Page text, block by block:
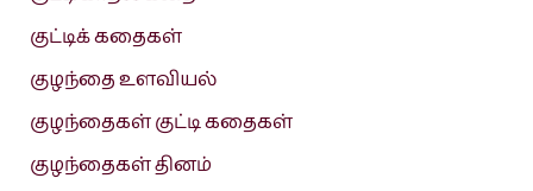
குட்டிக் கதைகள்
குழந்தை உளவியல்
குழந்தைகள் குட்டி கதைகள்
குழந்தைகள் தினம்